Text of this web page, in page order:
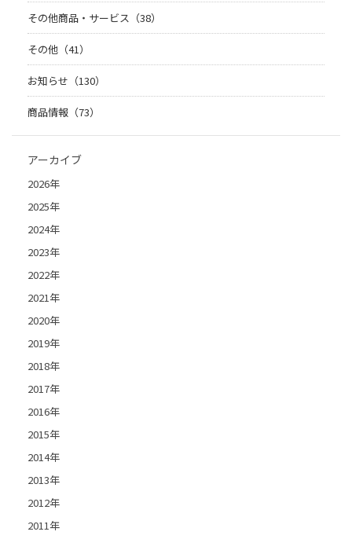
その他商品・サービス（38）
その他（41）
お知らせ（130）
商品情報（73）
アーカイブ
2026年
2025年
2024年
2023年
2022年
2021年
2020年
2019年
2018年
2017年
2016年
2015年
2014年
2013年
2012年
2011年